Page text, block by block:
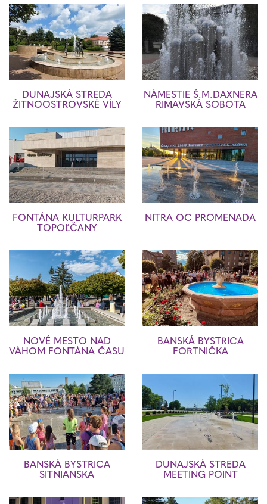
DUNAJSKÁ STREDA
ŽITNOOSTROVSKÉ VÍLY
NÁMESTIE Š.M.DAXNERA
RIMAVSKÁ SOBOTA
FONTÁNA KULTURPARK
TOPOĽČANY
NITRA OC PROMENADA
NOVÉ MESTO NAD
VÁHOM FONTÁNA ČASU
BANSKÁ BYSTRICA
FORTNIČKA
BANSKÁ BYSTRICA
SITNIANSKA
DUNAJSKÁ STREDA
MEETING POINT